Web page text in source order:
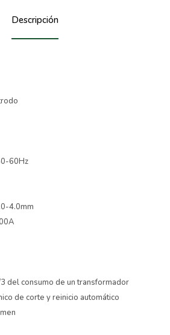
Descripción
60Hz
4.0mm
del consumo de un transformador
de corte y reinicio automático